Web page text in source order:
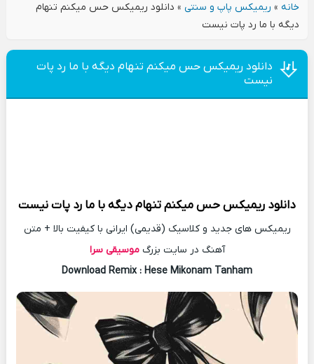
خانه» ریمیکس پاپ و سنتی» دانلود ریمیکس حس میکنم تنهام
دیگه با ما رد پات نیست
دانلود ریمیکس حس میکنم تنهام دیگه با ما رد پات
نیست
دانلود ریمیکسحس میکنم تنهام دیگه با ما رد پات نیست
ریمیکس های جدید و کلاسیک (قدیمی) ایرانی با کیفیت بالا + متن
آهنگ در سایت بزرگموسیقی سرا
Download Remix : Hese Mikonam Tanham